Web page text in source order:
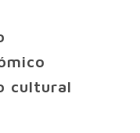
cultural